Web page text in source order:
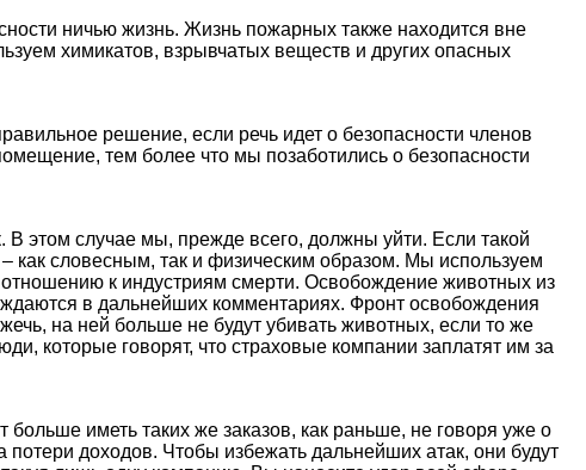
ничью жизнь. Жизнь пожарных также находится вне
химикатов, взрывчатых веществ и других опасных
решение, если речь идет о безопасности членов
тем более что мы позаботились о безопасности
В этом случае мы, прежде всего, должны уйти. Если такой
как словесным, так и физическим образом. Мы используем
к индустриям смерти. Освобождение животных из
в дальнейших комментариях. Фронт освобождения
на ней больше не будут убивать животных, если то же
которые говорят, что страховые компании заплатят им за
иметь таких же заказов, как раньше, не говоря уже о
доходов. Чтобы избежать дальнейших атак, они будут